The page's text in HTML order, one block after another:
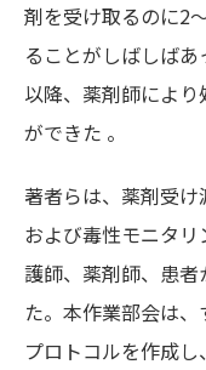
剤を受け取るのに2
ることがしばしば
以降、薬剤師によ
ができた 。
著者らは、薬剤受
および毒性モニタ
護師、薬剤師、患
た。本作業部会は
プロトコルを作成